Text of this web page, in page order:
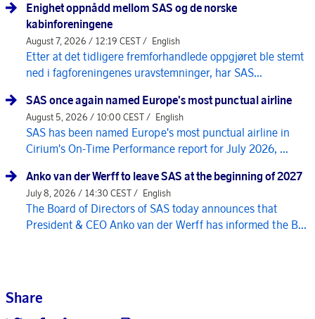
Enighet oppnådd mellom SAS og de norske
kabinforeningene
August 7, 2026 / 12:19 CEST / English
Etter at det tidligere fremforhandlede oppgjøret ble stemt
ned i fagforeningenes uravstemninger, har SAS...
SAS once again named Europe's most punctual airline
August 5, 2026 / 10:00 CEST / English
SAS has been named Europe's most punctual airline in
Cirium's On-Time Performance report for July 2026, ...
Anko van der Werff to leave SAS at the beginning of 2027
July 8, 2026 / 14:30 CEST / English
The Board of Directors of SAS today announces that
President & CEO Anko van der Werff has informed the B...
Share